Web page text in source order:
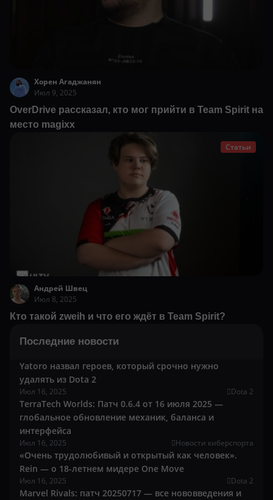
Хорен Агаджанян
Июл 9, 2025
OverDrive рассказал, кто мог прийти в Team Spirit на
место magixx
Статьи
Андрей Швец
Июл 8, 2025
Кто такой zweih и что его ждёт в Team Spirit?
Последние новости
Yatoro назвал героев, который срочно нужно
удалять из Dota 2
Июл 16, 2025 Dota 2
TerraTech Worlds: Патч 0.6.4 от 16 июля 2025 —
глобальное обновление механик, баланса и
интерфейса
Июл 16, 2025 Новости киберспорта
«Очень трудолюбивый и открытый как человек».
Rein — о 18-летнем мидере One Move
Июл 16, 2025 Dota 2
Marvel Rivals: патч 20250717 — все нововведения и